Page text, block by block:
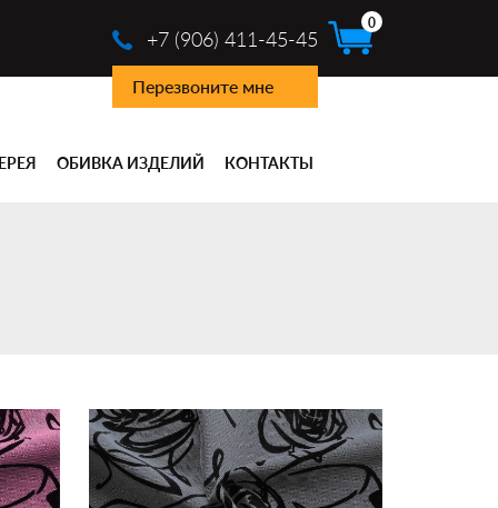
+7 (906) 411-45-45
Перезвоните мне
0
ОБИВКА ИЗДЕЛИЙ КОНТАКТЫ